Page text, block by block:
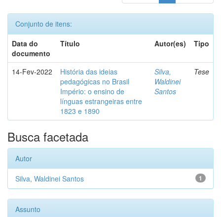
Conjunto de itens:
Data do
documento
Título Autor(es) Tipo
14-Fev-2022
História das ideias
pedagógicas no Brasil
Império: o ensino de
línguas estrangeiras entre
1823 e 1890
Silva,
Waldinei
Santos
Tese
Busca facetada
Autor
1
Silva, Waldinei Santos
Assunto